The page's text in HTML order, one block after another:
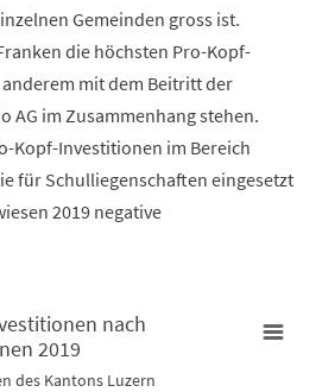
Gemeinden gross ist.
die höchsten Pro-Kopf-
mit dem Beitritt der
AG im Zusammenhang stehen.
Kopf-Investitionen im Bereich
für Schulliegenschaften eingesetzt
2019 negative
Funktionen 2019
nach
2019
des Kantons Luzern